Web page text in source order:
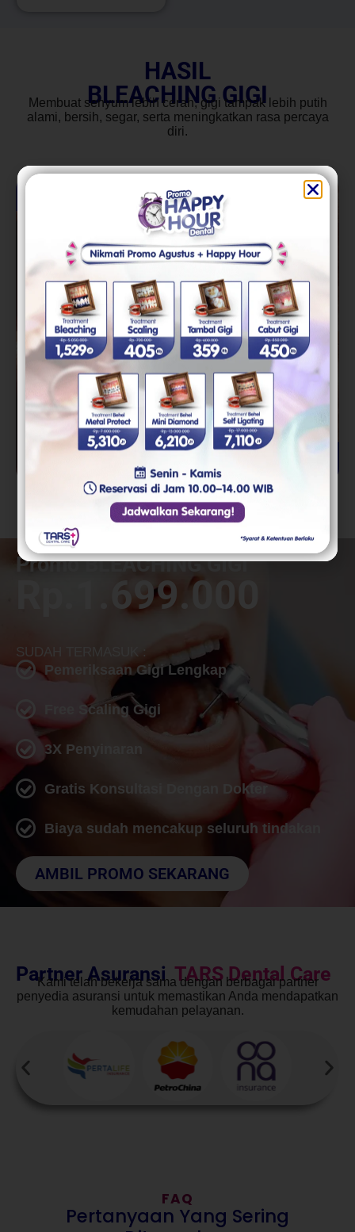
HASIL
BLEACHING GIGI
Membuat senyum lebih cerah, gigi tampak lebih putih
alami, bersih, segar, serta meningkatkan rasa percaya
diri.
Promo BLEACHING GIGI
Rp.1.699.000
SUDAH TERMASUK :
Pemeriksaan Gigi Lengkap
Free Scaling Gigi
3X Penyinaran
Gratis Konsultasi Dengan Dokter
Biaya sudah mencakup seluruh tindakan
AMBIL PROMO SEKARANG
Partner Asuransi TARS Dental Care
Kami telah bekerja sama dengan berbagai partner
penyedia asuransi untuk memastikan Anda mendapatkan
kemudahan pelayanan.
FAQ
Pertanyaan Yang Sering